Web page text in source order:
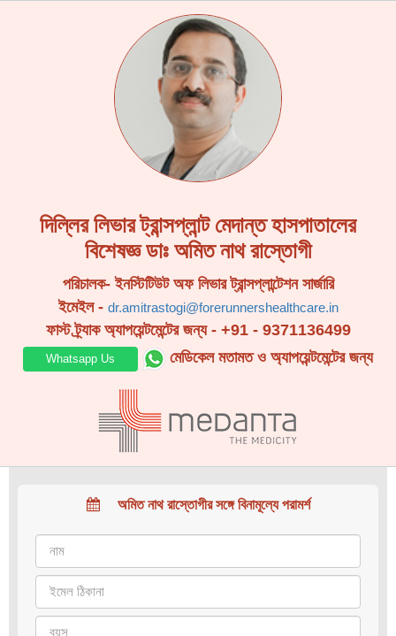
দিল্লির লিভার ট্রান্সপ্লান্ট মেদান্ত হাসপাতালের
বিশেষজ্ঞ ডাঃ অমিত নাথ রাস্তোগী
পরিচালক- ইনস্টিটিউট অফ লিভার ট্রান্সপ্লান্টেশন সার্জারি
ইমেইল - dr.amitrastogi@forerunnershealthcare.in
ফাস্ট ট্র্যাক অ্যাপয়েন্টমেন্টের জন্য - +91 - 9371136499
Whatsapp Us মেডিকেল মতামত ও অ্যাপয়েন্টমেন্টের জন্য
অমিত নাথ রাস্তোগীর সঙ্গে বিনামূল্যে পরামর্শ